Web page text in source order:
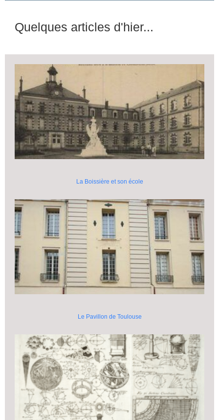
Quelques articles d'hier...
La Boissière et son école
Le Pavillon de Toulouse